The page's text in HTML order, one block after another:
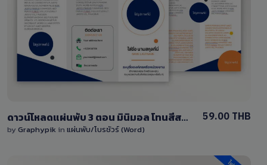
View Details
4 Sales
ดาวน์โหลดแผ่นพับ 3 ตอน มินิมอล โทนสีสดใสสามารถแก้ไขได้ ไฟล์ Word (doc)
by Graphypik in แผ่นพับ/โบรชัวร์ (Word)
59.00 THB